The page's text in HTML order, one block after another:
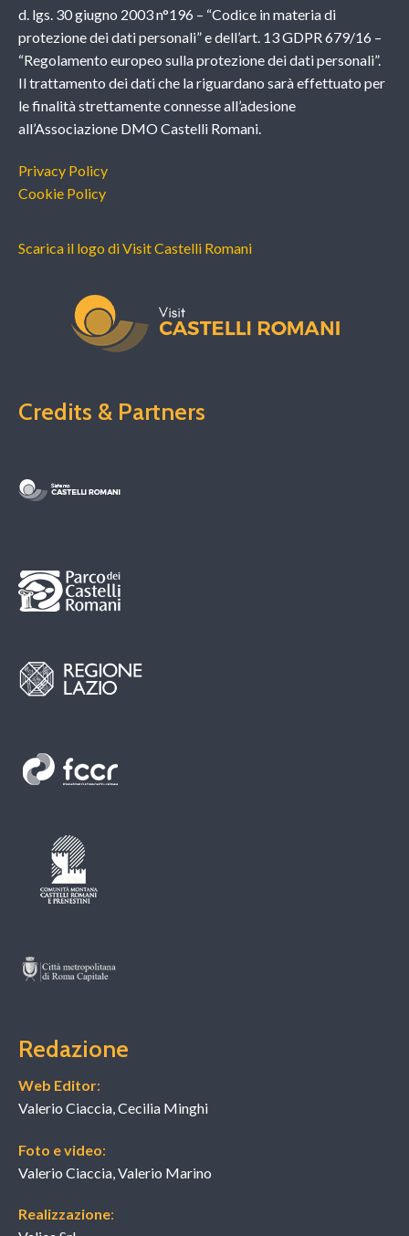
d. lgs. 30 giugno 2003 n°196 – “Codice in materia di
protezione dei dati personali” e dell’art. 13 GDPR 679/16 –
“Regolamento europeo sulla protezione dei dati personali”.
Il trattamento dei dati che la riguardano sarà effettuato per
le finalità strettamente connesse all’adesione
all’Associazione DMO Castelli Romani.
Privacy Policy
Cookie Policy
Scarica il logo di Visit Castelli Romani
Credits & Partners
Redazione
Web Editor:
Valerio Ciaccia, Cecilia Minghi
Foto e video:
Valerio Ciaccia, Valerio Marino
Realizzazione: